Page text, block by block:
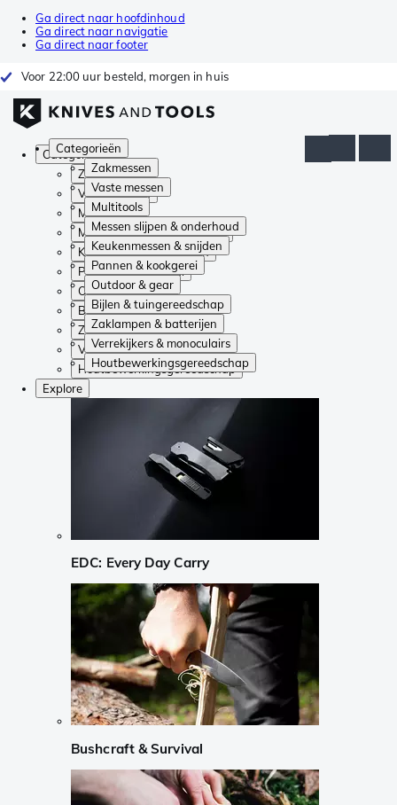
Ga direct naar hoofdinhoud
Ga direct naar navigatie
Ga direct naar footer
Voor 22:00 uur besteld, morgen in huis
Categorieën
Zakmessen
Vaste messen
Multitools
Messen slijpen & onderhoud
Keukenmessen & snijden
Pannen & kookgerei
Outdoor & gear
Bijlen & tuingereedschap
Zaklampen & batterijen
Verrekijkers & monoculairs
Houtbewerkingsgereedschap
Categorieën
Zakmessen
Vaste messen
Multitools
Messen slijpen & onderhoud
Keukenmessen & snijden
Pannen & kookgerei
Outdoor & gear
Bijlen & tuingereedschap
Zaklampen & batterijen
Verrekijkers & monoculairs
Houtbewerkingsgereedschap
Explore
EDC: Every Day Carry
Bushcraft & Survival